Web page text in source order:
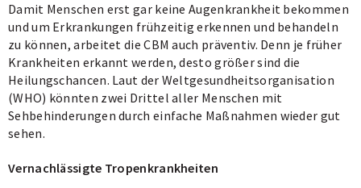
Damit Menschen erst gar keine Augenkrankheit bekommen
und um Erkrankungen frühzeitig erkennen und behandeln
zu können, arbeitet die CBM auch präventiv. Denn je früher
Krankheiten erkannt werden, desto größer sind die
Heilungschancen. Laut der Weltgesundheitsorganisation
(WHO) könnten zwei Drittel aller Menschen mit
Sehbehinderungen durch einfache Maßnahmen wieder gut
sehen.
Vernachlässigte Tropenkrankheiten